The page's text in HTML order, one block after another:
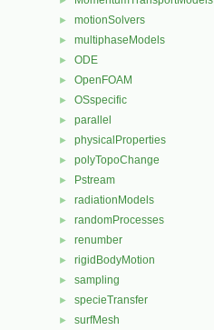
► motionSolvers
► multiphaseModels
► ODE
► OpenFOAM
► OSspecific
► parallel
► physicalProperties
► polyTopoChange
► Pstream
► radiationModels
► randomProcesses
► renumber
► rigidBodyMotion
► sampling
► specieTransfer
► surfMesh